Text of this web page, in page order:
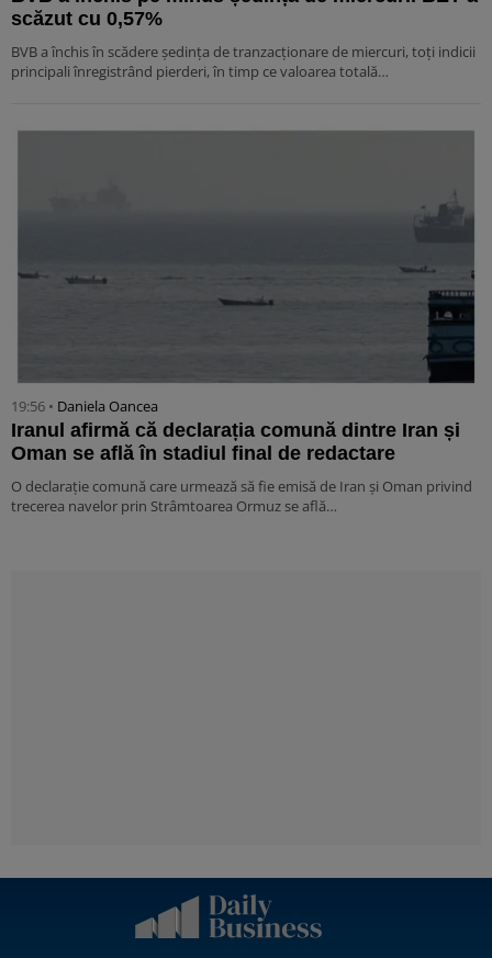
scăzut cu 0,57%
BVB a închis în scădere ședința de tranzacționare de miercuri, toți indicii
principali înregistrând pierderi, în timp ce valoarea totală…
19:56 • Daniela Oancea
Iranul afirmă că declarația comună dintre Iran și
Oman se află în stadiul final de redactare
O declarație comună care urmează să fie emisă de Iran și Oman privind
trecerea navelor prin Strâmtoarea Ormuz se află…